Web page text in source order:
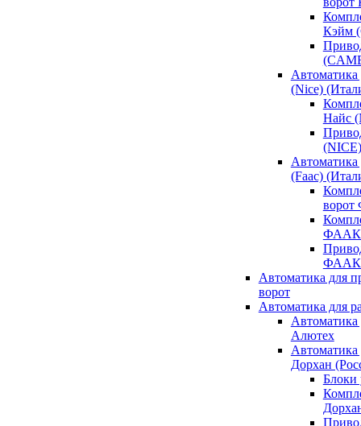
Кэйм
Автоматика
(Nice)
Найс
(NICE)
(Faac)
ФААК
ФААК
Автоматика для
ворот
Автоматика для
Алютех
Дорхан
Блоки